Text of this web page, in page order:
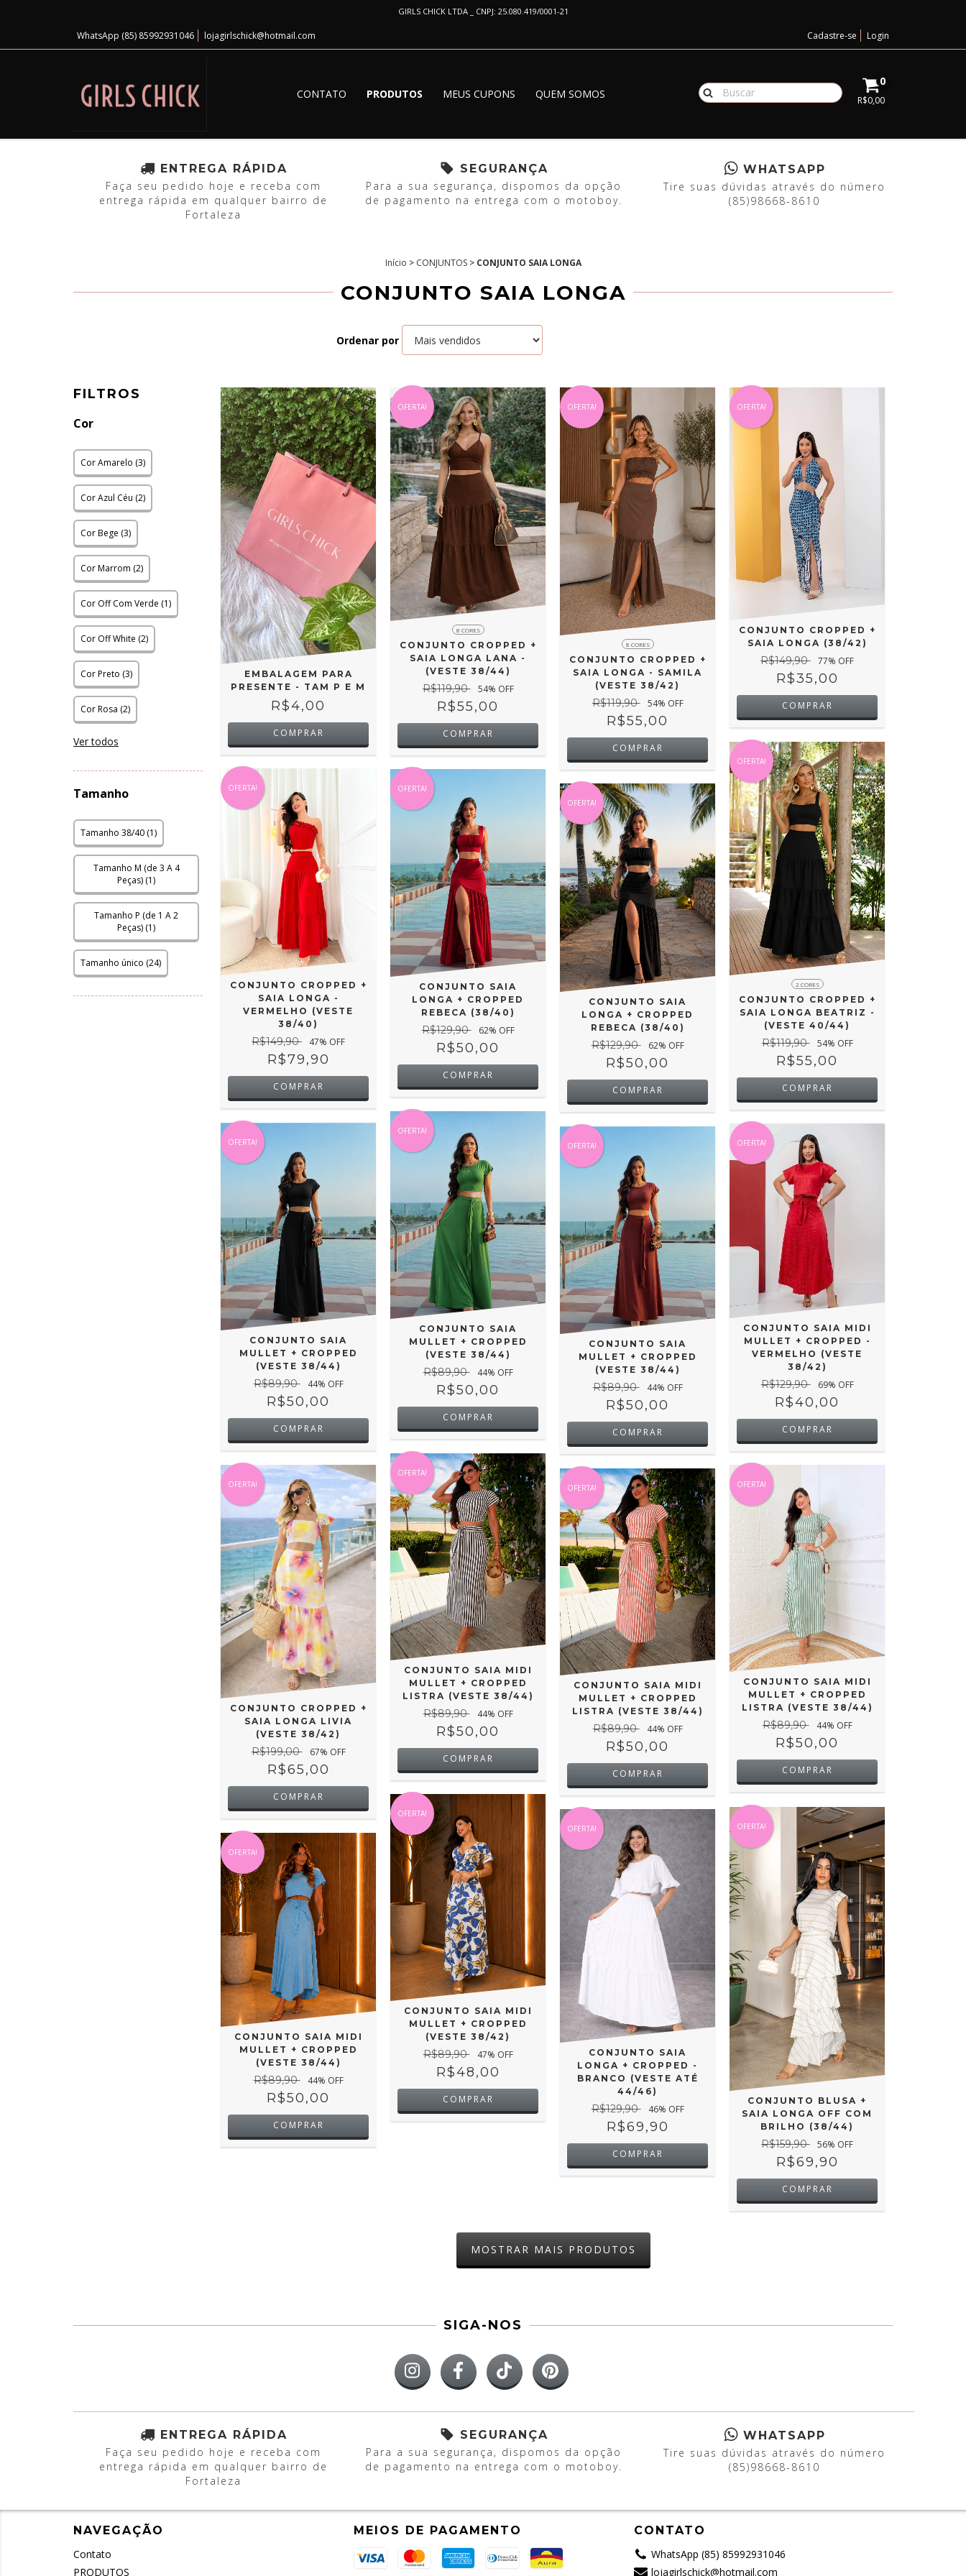
GIRLS CHICK LTDA _ CNPJ: 25.080.419/0001-21
WhatsApp (85) 85992931046 lojagirlschick@hotmail.com Cadastre-se Login
CONTATO PRODUTOS MEUS CUPONS QUEM SOMOS
0
R$0,00
ENTREGA RÁPIDA
Faça seu pedido hoje e receba com
entrega rápida em qualquer bairro de
Fortaleza
SEGURANÇA
Para a sua segurança, dispomos da opção
de pagamento na entrega com o motoboy.
WHATSAPP
Tire suas dúvidas através do número
(85)98668-8610
Início > CONJUNTOS > CONJUNTO SAIA LONGA
CONJUNTO SAIA LONGA
Ordenar por
FILTROS
Cor
Cor Amarelo (3)
Cor Azul Céu (2)
Cor Bege (3)
Cor Marrom (2)
Cor Off Com Verde (1)
Cor Off White (2)
Cor Preto (3)
Cor Rosa (2)
Ver todos
Tamanho
Tamanho 38/40 (1)
Tamanho M (de 3 A 4
Peças) (1)
Tamanho P (de 1 A 2
Peças) (1)
Tamanho único (24)
EMBALAGEM PARA
PRESENTE - TAM P E M
R$4,00
COMPRAR
OFERTA!
8 CORES
CONJUNTO CROPPED +
SAIA LONGA LANA -
(VESTE 38/44)
R$119,90 54% OFF
R$55,00
COMPRAR
OFERTA!
8 CORES
CONJUNTO CROPPED +
SAIA LONGA - SAMILA
(VESTE 38/42)
R$119,90 54% OFF
R$55,00
COMPRAR
OFERTA!
CONJUNTO CROPPED +
SAIA LONGA (38/42)
R$149,90 77% OFF
R$35,00
COMPRAR
OFERTA!
CONJUNTO CROPPED +
SAIA LONGA -
VERMELHO (VESTE
38/40)
R$149,90 47% OFF
R$79,90
COMPRAR
OFERTA!
CONJUNTO SAIA
LONGA + CROPPED
REBECA (38/40)
R$129,90 62% OFF
R$50,00
COMPRAR
OFERTA!
CONJUNTO SAIA
LONGA + CROPPED
REBECA (38/40)
R$129,90 62% OFF
R$50,00
COMPRAR
OFERTA!
2 CORES
CONJUNTO CROPPED +
SAIA LONGA BEATRIZ -
(VESTE 40/44)
R$119,90 54% OFF
R$55,00
COMPRAR
OFERTA!
CONJUNTO SAIA
MULLET + CROPPED
(VESTE 38/44)
R$89,90 44% OFF
R$50,00
COMPRAR
OFERTA!
CONJUNTO SAIA
MULLET + CROPPED
(VESTE 38/44)
R$89,90 44% OFF
R$50,00
COMPRAR
OFERTA!
CONJUNTO SAIA
MULLET + CROPPED
(VESTE 38/44)
R$89,90 44% OFF
R$50,00
COMPRAR
OFERTA!
CONJUNTO SAIA MIDI
MULLET + CROPPED -
VERMELHO (VESTE
38/42)
R$129,90 69% OFF
R$40,00
COMPRAR
OFERTA!
CONJUNTO CROPPED +
SAIA LONGA LIVIA
(VESTE 38/42)
R$199,00 67% OFF
R$65,00
COMPRAR
OFERTA!
CONJUNTO SAIA MIDI
MULLET + CROPPED
LISTRA (VESTE 38/44)
R$89,90 44% OFF
R$50,00
COMPRAR
OFERTA!
CONJUNTO SAIA MIDI
MULLET + CROPPED
LISTRA (VESTE 38/44)
R$89,90 44% OFF
R$50,00
COMPRAR
OFERTA!
CONJUNTO SAIA MIDI
MULLET + CROPPED
LISTRA (VESTE 38/44)
R$89,90 44% OFF
R$50,00
COMPRAR
OFERTA!
CONJUNTO SAIA MIDI
MULLET + CROPPED
(VESTE 38/44)
R$89,90 44% OFF
R$50,00
COMPRAR
OFERTA!
CONJUNTO SAIA MIDI
MULLET + CROPPED
(VESTE 38/42)
R$89,90 47% OFF
R$48,00
COMPRAR
OFERTA!
CONJUNTO SAIA
LONGA + CROPPED -
BRANCO (VESTE ATÉ
44/46)
R$129,90 46% OFF
R$69,90
COMPRAR
OFERTA!
CONJUNTO BLUSA +
SAIA LONGA OFF COM
BRILHO (38/44)
R$159,90 56% OFF
R$69,90
COMPRAR
MOSTRAR MAIS PRODUTOS
SIGA-NOS
ENTREGA RÁPIDA
Faça seu pedido hoje e receba com
entrega rápida em qualquer bairro de
Fortaleza
SEGURANÇA
Para a sua segurança, dispomos da opção
de pagamento na entrega com o motoboy.
WHATSAPP
Tire suas dúvidas através do número
(85)98668-8610
NAVEGAÇÃO
Contato
PRODUTOS
MEIOS DE PAGAMENTO
CONTATO
WhatsApp (85) 85992931046
lojagirlschick@hotmail.com